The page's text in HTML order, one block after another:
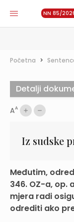
NN 85/
Početna >
AA
Iz sudske
Međutim,
346. OZ-a, op.
mjera radi
odrediti ako
Detalji